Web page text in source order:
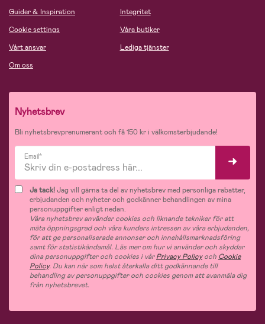
Guider & Inspiration
Cookie settings
Vårt ansvar
Om oss
Integritet
Våra butiker
Lediga tjänster
Nyhetsbrev
Bli nyhetsbrevprenumerant och få 150 kr i välkomsterbjudande!
Email*
Ja tack!Jag vill gärna ta del av nyhetsbrev med personliga rabatter,
erbjudanden och nyheter och godkänner behandlingen av mina
personuppgifter enligt nedan.
Våra nyhetsbrev använder cookies och liknande tekniker för att
mäta öppningsgrad och våra kunders intressen av våra erbjudanden,
för att ge personaliserade annonser och innehållsmarknadsföring
samt för statistikändamål. Läs mer om hur vi använder och skyddar
dina personuppgifter och cookies i vårPrivacy Policyoch Cookie
Policy. Du kan när som helst återkalla ditt godkännande till
behandling av personuppgifter och cookies genom att avanmäla dig
från nyhetsbrevet.